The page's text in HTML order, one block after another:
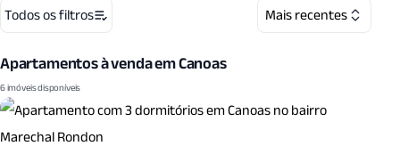
Todos os filtros Mais recentes
Apartamentos à venda em Canoas
6 imóveis disponíveis